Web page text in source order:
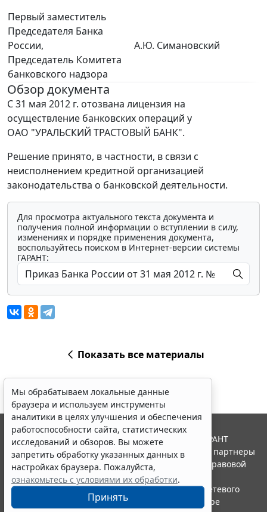
Первый заместитель
Председателя Банка
России,
Председатель Комитета
банковского надзора
А.Ю. Симановский
Обзор документа
С 31 мая 2012 г. отозвана лицензия на
осуществление банковских операций у
ОАО "УРАЛЬСКИЙ ТРАСТОВЫЙ БАНК".
Решение принято, в частности, в связи с
неисполнением кредитной организацией
законодательства о банковской деятельности.
Для просмотра актуального текста документа и
получения полной информации о вступлении в силу,
изменениях и порядке применения документа,
воспользуйтесь поиском в Интернет-версии системы
ГАРАНТ:
Показать все материалы
Мы обрабатываем локальные данные
браузера и используем инструменты
аналитики в целях улучшения и обеспечения
работоспособности сайта, статистических
исследований и обзоров. Вы можете
запретить обработку указанных данных в
настройках браузера. Пожалуйста,
ознакомьтесь с условиями их обработки.
Принять
© ООО "НПП "ГАРАНТ-СЕРВИС", 2026. Система ГАРАНТ
выпускается с 1990 года. Компания "Гарант" и ее партнеры
являются участниками Российской ассоциации правовой
информации ГАРАНТ.
Портал ГАРАНТ.РУ зарегистрирован в качестве сетевого
издания Федеральной службой по надзору в сфере